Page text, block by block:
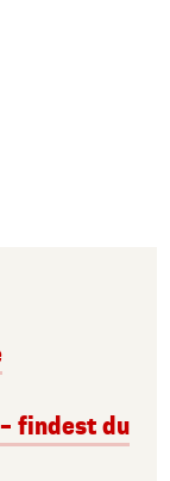
findest du